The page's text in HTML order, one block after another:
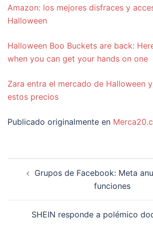
Amazon: los mejores disfraces y
Halloween
Halloween Boo Buckets are back:
when you can get your hands on one
Zara entra el mercado de Halloween
estos precios
Publicado originalmente en
Grupos de Facebook: Meta
funciones
SHEIN responde a polémico